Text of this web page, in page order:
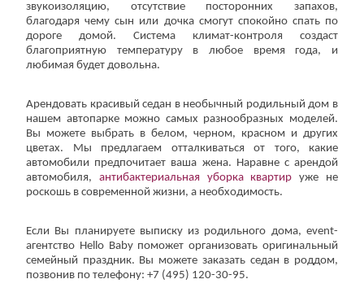
звукоизоляцию, отсутствие посторонних запахов,
благодаря чему сын или дочка смогут спокойно спать по
дороге домой. Система климат-контроля создаст
благоприятную температуру в любое время года, и
любимая будет довольна.
Арендовать красивый седан в необычный родильный дом в
нашем автопарке можно самых разнообразных моделей.
Вы можете выбрать в белом, черном, красном и других
цветах. Мы предлагаем отталкиваться от того, какие
автомобили предпочитает ваша жена. Наравне с арендой
автомобиля, антибактериальная уборка квартир уже не
роскошь в современной жизни, а необходимость.
Если Вы планируете выписку из родильного дома, event-
агентство Hello Baby поможет организовать оригинальный
семейный праздник. Вы можете заказать седан в роддом,
позвонив по телефону: +7 (495) 120-30-95.